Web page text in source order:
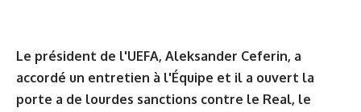
Le président de l'UEFA, Aleksander Ceferin, a
accordé un entretien à l'Équipe et il a ouvert la
porte a de lourdes sanctions contre le Real, le